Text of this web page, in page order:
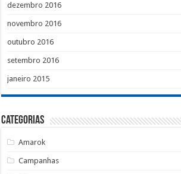
dezembro 2016
novembro 2016
outubro 2016
setembro 2016
janeiro 2015
Categorias
Amarok
Campanhas